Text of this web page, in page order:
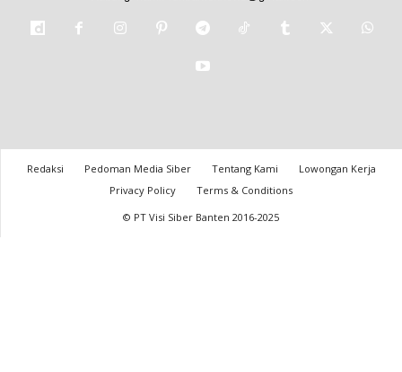
Redaksi Pedoman Media Siber Tentang Kami
Lowongan Kerja
Privacy Policy
Terms & Conditions
© PT Visi Siber Banten 2016-2025